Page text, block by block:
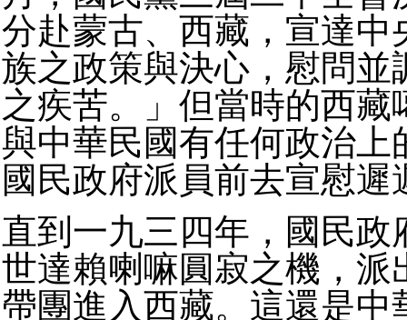
分赴蒙古、西藏，宣達中
族之政策與決心，慰問並
之疾苦。」但當時的西藏
與中華民國有任何政治上
國民政府派員前去宣慰遲
直到一九三四年，國民政
世達賴喇嘛圓寂之機，派
帶團進入西藏。這還是中